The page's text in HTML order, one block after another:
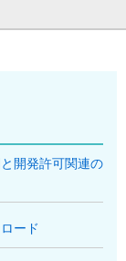
開発許可関連の
ード